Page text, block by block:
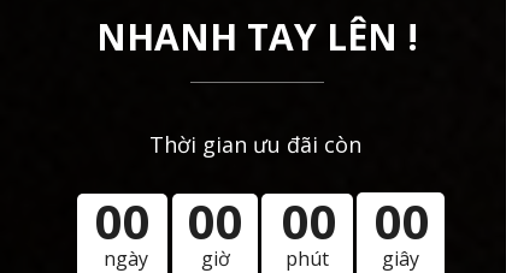
NHANH TAY LÊN !
Thời gian ưu đãi còn
00 00 00 00
ngày giờ phút giây